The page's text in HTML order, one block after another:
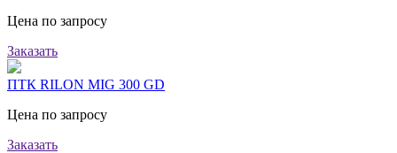
Цена по запросу
Заказать
ПТК RILON MIG 300 GD
Цена по запросу
Заказать